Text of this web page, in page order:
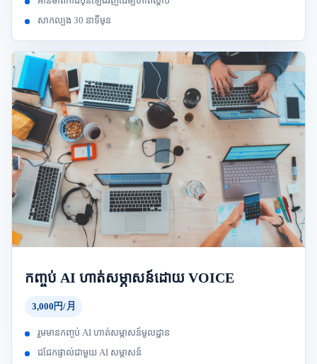
សាកល្បង 30 នាទីមុន
កញ្ចប់ AI ហាត់សម្ភាសន៍ដោយ VOICE
3,000円/月
រួមមានកញ្ចប់ AI ហាត់សម្ភាសន៍មូលដ្ឋាន
ជជែកផ្ទាល់ជាមួយ AI សម្ភាសន៍